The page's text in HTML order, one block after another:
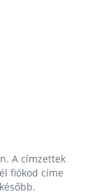
A címzettek
fiókod címe